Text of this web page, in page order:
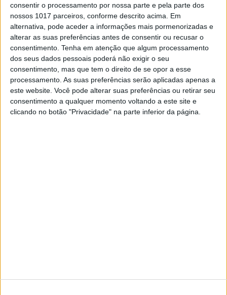
consentir o processamento por nossa parte e pela parte dos
nossos 1017 parceiros, conforme descrito acima. Em
alternativa, pode aceder a informações mais pormenorizadas e
alterar as suas preferências antes de consentir ou recusar o
consentimento. Tenha em atenção que algum processamento
dos seus dados pessoais poderá não exigir o seu
consentimento, mas que tem o direito de se opor a esse
processamento. As suas preferências serão aplicadas apenas a
este website. Você pode alterar suas preferências ou retirar seu
consentimento a qualquer momento voltando a este site e
clicando no botão "Privacidade" na parte inferior da página.
EXAME INFORMÁTICA
Sony WH-1000XM6 anunciados.
Chegam a Portugal por 470 euros
com cancelamento de ruído ainda
mais inteligente
A Sony apresentou os novos WH-1000XM6, os
auscultadores topo de gama com cancelamento
de ruído melhorado, até sete vezes mais eficaz do
que no modelo anterior. Chegam ao mercado
ainda este mês por 470 euros